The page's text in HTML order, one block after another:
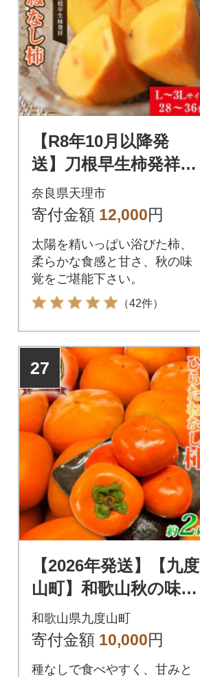
【R8年10月以降発
送】刀根早生柿発祥の
地・天理市のひらた
ねなし柿(L～3Lサイ
奈良県天理市
寄付金額 12,000円
太陽を精いっぱい浴びた柿、
柔らかな食感と甘さ、秋の味
覚をご堪能下さい。
（42件）
27
【2026年発送】【九度
山町】和歌山秋の味
覚 平核無柿(ひらた
ねなしがき) 約2kg
和歌山県九度山町
寄付金額 10,000円
種なしで食べやすく、甘みと